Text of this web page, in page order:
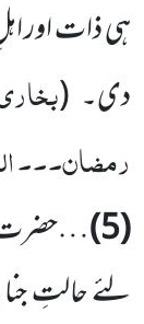
ہی ذات اور
دی۔ (
رمضان۔۔۔
(5)
لئے حالتِ